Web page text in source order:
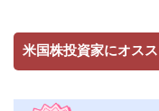
米国株投資家にオス